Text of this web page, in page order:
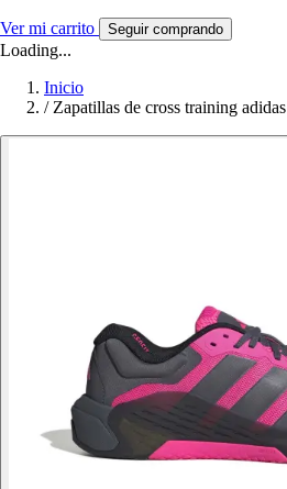
Ver mi carrito Seguir comprando
Loading...
Inicio
/ Zapatillas de cross training